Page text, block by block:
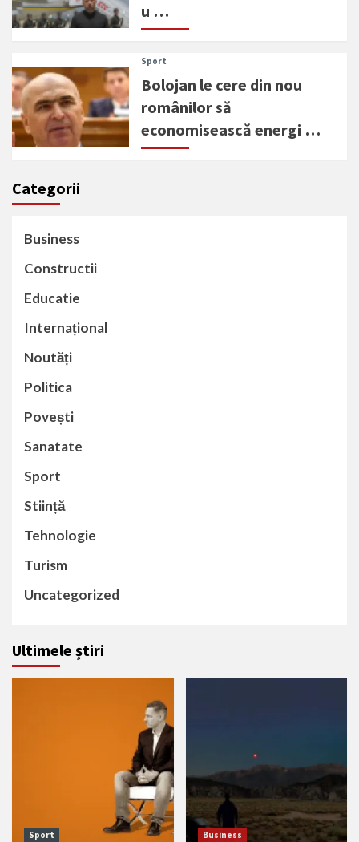
u …
Sport
Bolojan le cere din nou
românilor să
economisească energi …
Categorii
Business
Constructii
Educatie
Internațional
Noutăți
Politica
Povești
Sanatate
Sport
Stiință
Tehnologie
Turism
Uncategorized
Ultimele știri
Sport Business